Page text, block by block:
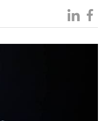
Besuchen
Sie
bei
Sie
bei